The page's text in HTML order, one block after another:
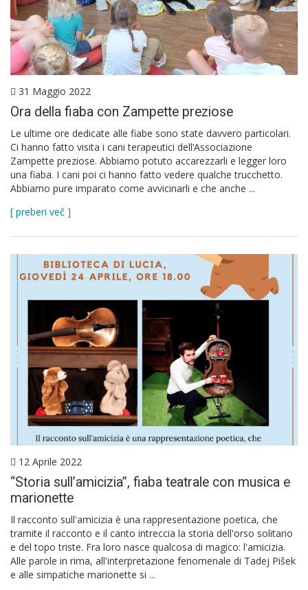
31 Maggio 2022
Ora della fiaba con Zampette preziose
Le ultime ore dedicate alle fiabe sono state davvero particolari.
Ci hanno fatto visita i cani terapeutici dell’Associazione
Zampette preziose. Abbiamo potuto accarezzarli e legger loro
una fiaba. I cani poi ci hanno fatto vedere qualche trucchetto.
Abbiamo pure imparato come avvicinarli e che anche ...
[ preberi več ]
12 Aprile 2022
“Storia sull’amicizia”, fiaba teatrale con musica e
marionette
Il racconto sull'amicizia è una rappresentazione poetica, che
tramite il racconto e il canto intreccia la storia dell'orso solitario
e del topo triste. Fra loro nasce qualcosa di magico: l'amicizia.
Alle parole in rima, all'interpretazione fenomenale di Tadej Pišek
e alle simpatiche marionette si ...